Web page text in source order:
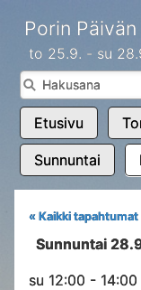
Porin
to 25.9. - su
Etusivu
Sunnuntai
« Kaikki tapahtumat
Sunnuntai
su 12:00 - 14:00